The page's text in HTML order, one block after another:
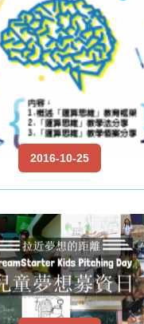
2016-10-25